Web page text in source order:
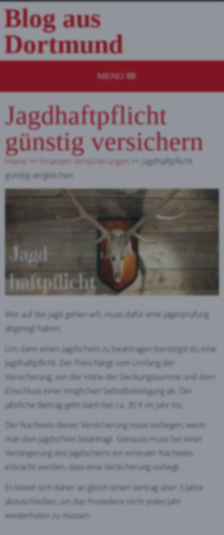
Blog aus
Dortmund
MENÜ
Jagdhaftpflicht
günstig versichern
Home Finanzen Versicherungen
Jagdhaftpflicht
günstig vergleichen
Wer auf die Jagd gehen will, muss dafür eine Jägerprüfung
abgelegt haben.
Um dann einen Jagdschein zu beantragen benötigst du eine
Jagdhaftpflicht. Der Preis hängt vom Umfang der
Versicherung, von der Höhe der Deckungssumme und dem
Einschluss einer möglichen Selbstbeteiligung ab. Der
jährliche Beitrag geht dann bei ca. 30 € im Jahr los.
Der Nachweis dieser Versicherung muss vorliegen, wenn
man den Jagdschein beantragt. Genauso muss bei einer
Verlängerung des Jagdscheins ein erneuter Nachweis
erbracht werden, dass eine Versicherung vorliegt.
Es bietet sich daher an gleich einen Vertrag über 3 Jahre
abzuschließen, um das Prozedere nicht jedes Jahr
wiederholen zu müssen.